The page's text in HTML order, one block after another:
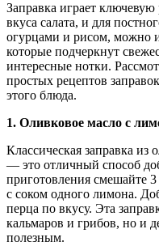
Заправка играет
вкуса салата, и для
огурцами и рисом, можно
которые подчеркнут
интересные нотки.
простых рецептов
этого блюда.
1. Оливковое масло с
Классическая заправка из
— это отличный способ
приготовления смешайте
с соком одного лимона.
перца по вкусу. Эта
кальмаров и грибов, но и
полезным.